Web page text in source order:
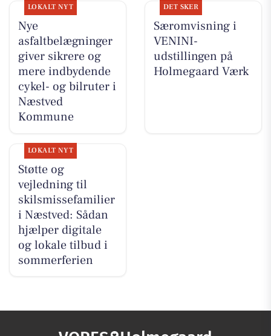
LOKALT NYT
Nye
asfaltbelægninger
giver sikrere og
mere indbydende
cykel- og bilruter i
Næstved
Kommune
DET SKER
Særomvisning i
VENINI-
udstillingen på
Holmegaard Værk
LOKALT NYT
Støtte og
vejledning til
skilsmissefamilier
i Næstved: Sådan
hjælper digitale
og lokale tilbud i
sommerferien